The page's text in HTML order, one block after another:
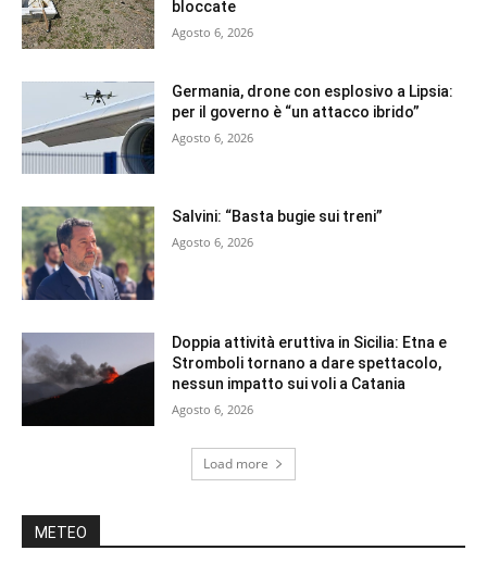
bloccate
Agosto 6, 2026
Germania, drone con esplosivo a Lipsia:
per il governo è “un attacco ibrido”
Agosto 6, 2026
Salvini: “Basta bugie sui treni”
Agosto 6, 2026
Doppia attività eruttiva in Sicilia: Etna e
Stromboli tornano a dare spettacolo,
nessun impatto sui voli a Catania
Agosto 6, 2026
Load more
METEO